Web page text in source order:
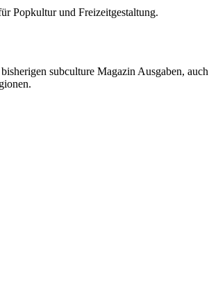
Popkultur und Freizeitgestaltung.
subculture Magazin Ausgaben, auch